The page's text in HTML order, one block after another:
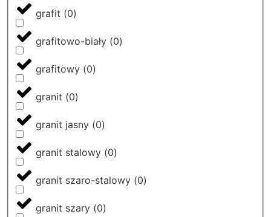
grafit (0)
grafitowo-biały (0)
grafitowy (0)
granit (0)
granit jasny (0)
granit stalowy (0)
granit szaro-stalowy (0)
granit szary (0)